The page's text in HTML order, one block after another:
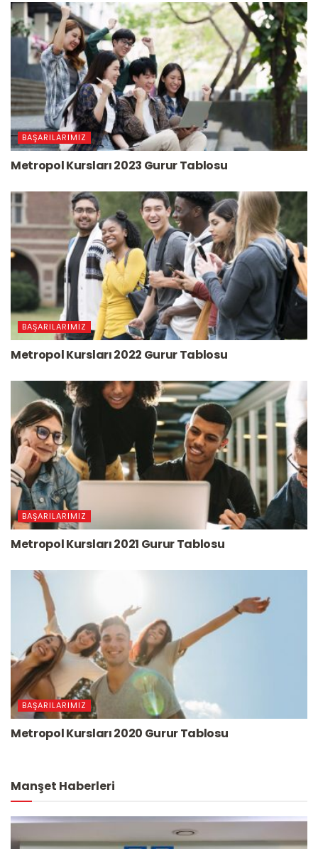
BAŞARILARIMIZ
Metropol Kursları 2023 Gurur Tablosu
BAŞARILARIMIZ
Metropol Kursları 2022 Gurur Tablosu
BAŞARILARIMIZ
Metropol Kursları 2021 Gurur Tablosu
BAŞARILARIMIZ
Metropol Kursları 2020 Gurur Tablosu
Manşet Haberleri